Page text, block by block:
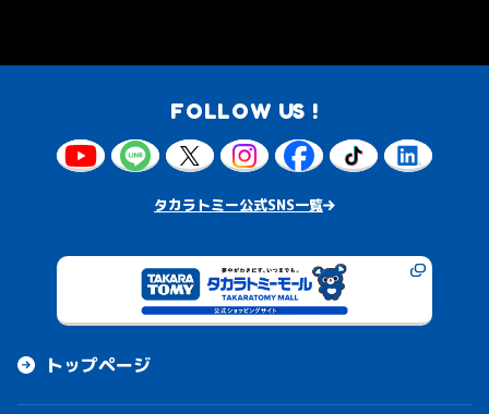
FOLLOW US !
タカラトミー公式SNS一覧
トップページ